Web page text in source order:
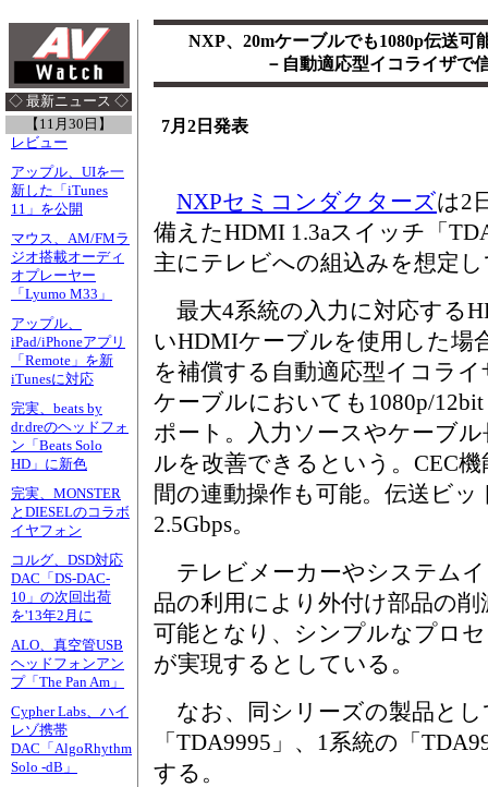
◇ 最新ニュース ◇
【11月30日】
レビュー
アップル、UIを一
新した「iTunes
11」を公開
マウス、AM/FMラ
ジオ搭載オーディ
オプレーヤー
「Lyumo M33」
アップル、
iPad/iPhoneアプリ
「Remote」を新
iTunesに対応
完実、beats by
dr.dreのヘッドフォ
ン「Beats Solo
HD」に新色
完実、MONSTER
とDIESELのコラボ
イヤフォン
コルグ、DSD対応
DAC「DS-DAC-
10」の次回出荷
を'13年2月に
ALO、真空管USB
ヘッドフォンアン
プ「The Pan Am」
Cypher Labs、ハイ
レゾ携帯
DAC「AlgoRhythm
Solo -dB」
NXP、20mケーブルでも1080p伝送
－自動適応型イコライザで
7月2日発表
NXPセミコンダクターズは2
備えたHDMI 1.3aスイッチ「
主にテレビへの組込みを想定
最大4系統の入力に対応する
いHDMIケーブルを使用した場
を補償する自動適応型イコラ
ケーブルにおいても1080p/12bit
ポート。入力ソースやケーブ
ルを改善できるという。CEC
間の連動操作も可能。伝送ビ
2.5Gbps。
テレビメーカーやシステム
品の利用により外付け部品の
可能となり、シンプルなプロ
が実現するとしている。
なお、同シリーズの製品とし
「TDA9995」、1系統の「
する。